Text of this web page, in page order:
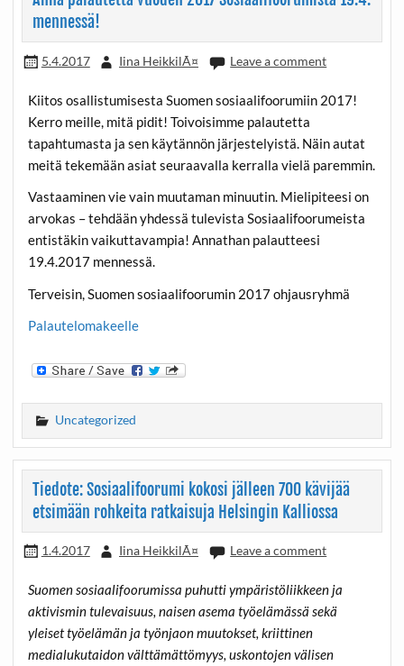
mennessä!
5.4.2017 Iina HeikkilÃ¤ Leave a comment
Kiitos osallistumisesta Suomen sosiaalifoorumiin 2017!
Kerro meille, mitä pidit! Toivoisimme palautetta
tapahtumasta ja sen käytännön järjestelyistä. Näin autat
meitä tekemään asiat seuraavalla kerralla vielä paremmin.
Vastaaminen vie vain muutaman minuutin. Mielipiteesi on
arvokas – tehdään yhdessä tulevista Sosiaalifoorumeista
entistäkin vaikuttavampia! Annathan palautteesi
19.4.2017 mennessä.
Terveisin, Suomen sosiaalifoorumin 2017 ohjausryhmä
Palautelomakeelle
Uncategorized
Tiedote: Sosiaalifoorumi kokosi jälleen 700 kävijää
etsimään rohkeita ratkaisuja Helsingin Kalliossa
1.4.2017 Iina HeikkilÃ¤ Leave a comment
Suomen sosiaalifoorumissa puhutti ympäristöliikkeen ja
aktivismin tulevaisuus, naisen asema työelämässä sekä
yleiset työelämän ja työnjaon muutokset, kriittinen
medialukutaidon välttämättömyys, uskontojen välisen